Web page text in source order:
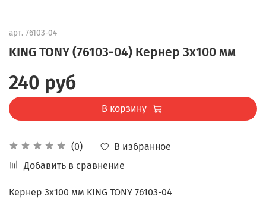
арт. 76103-04
KING TONY (76103-04) Кернер 3x100 мм
(0)
В избранное
Добавить в сравнение
240 руб
В корзину
Кернер 3x100 мм KING TONY 76103-04